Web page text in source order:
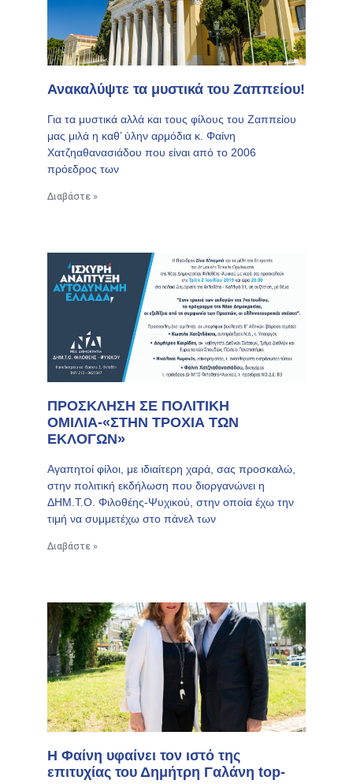
Ανακαλύψτε τα μυστικά του Ζαππείου!
Για τα μυστικά αλλά και τους φίλους του Ζαππείου
μας μιλά η καθ’ ύλην αρμόδια κ. Φαίνη
Χατζηαθανασιάδου που είναι από το 2006
πρόεδρος των
Διαβάστε »
ΠΡΟΣΚΛΗΣΗ ΣΕ ΠΟΛΙΤΙΚΗ
ΟΜΙΛΙΑ-«ΣΤΗΝ ΤΡΟΧΙΑ ΤΩΝ
ΕΚΛΟΓΩΝ»
Αγαπητοί φίλοι, με ιδιαίτερη χαρά, σας προσκαλώ,
στην πολιτική εκδήλωση που διοργανώνει η
ΔΗΜ.Τ.Ο. Φιλοθέης-Ψυχικού, στην οποία έχω την
τιμή να συμμετέχω στο πάνελ των
Διαβάστε »
Η Φαίνη υφαίνει τον ιστό της
επιτυχίας του Δημήτρη Γαλάνη top-